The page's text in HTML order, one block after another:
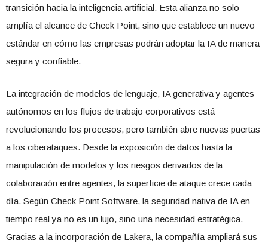
transición hacia la inteligencia artificial. Esta alianza no solo
amplía el alcance de Check Point, sino que establece un nuevo
estándar en cómo las empresas podrán adoptar la IA de manera
segura y confiable.
La integración de modelos de lenguaje, IA generativa y agentes
autónomos en los flujos de trabajo corporativos está
revolucionando los procesos, pero también abre nuevas puertas
a los ciberataques. Desde la exposición de datos hasta la
manipulación de modelos y los riesgos derivados de la
colaboración entre agentes, la superficie de ataque crece cada
día. Según Check Point Software, la seguridad nativa de IA en
tiempo real ya no es un lujo, sino una necesidad estratégica.
Gracias a la incorporación de Lakera, la compañía ampliará sus